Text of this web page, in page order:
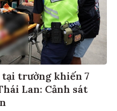
tại trường khiến 7
Lan: Cảnh sát